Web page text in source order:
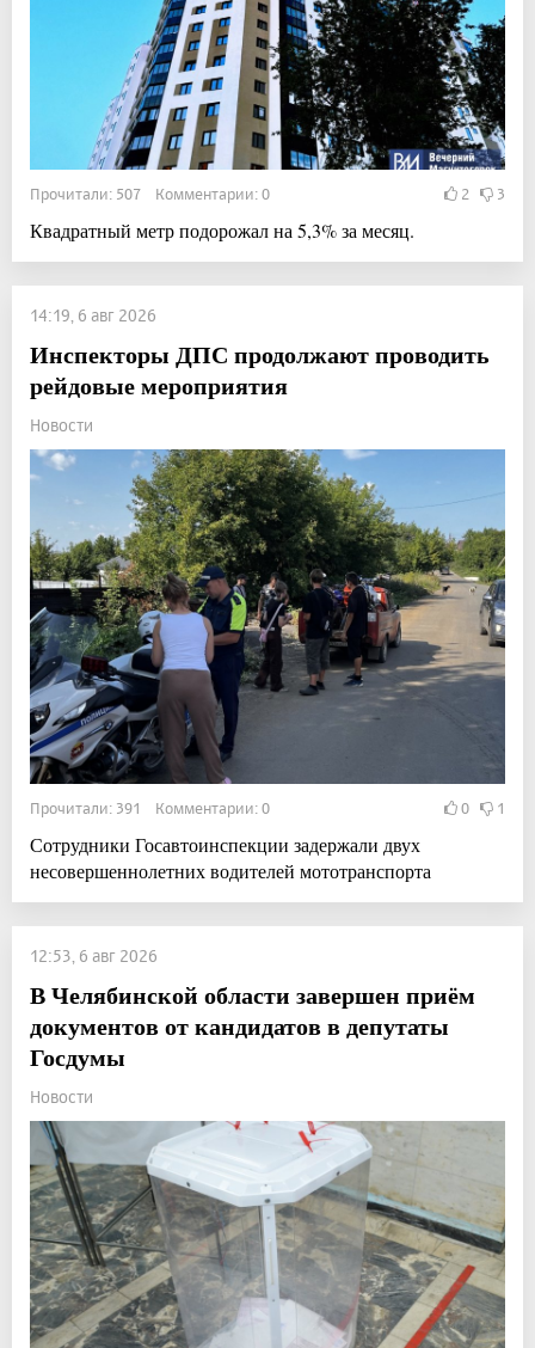
Прочитали: 507 Комментарии: 0 2 3
Квадратный метр подорожал на 5,3% за месяц.
14:19, 6 авг 2026
Инспекторы ДПС продолжают проводить
рейдовые мероприятия
Новости
Прочитали: 391 Комментарии: 0 0 1
Сотрудники Госавтоинспекции задержали двух
несовершеннолетних водителей мототранспорта
12:53, 6 авг 2026
В Челябинской области завершен приём
документов от кандидатов в депутаты
Госдумы
Новости